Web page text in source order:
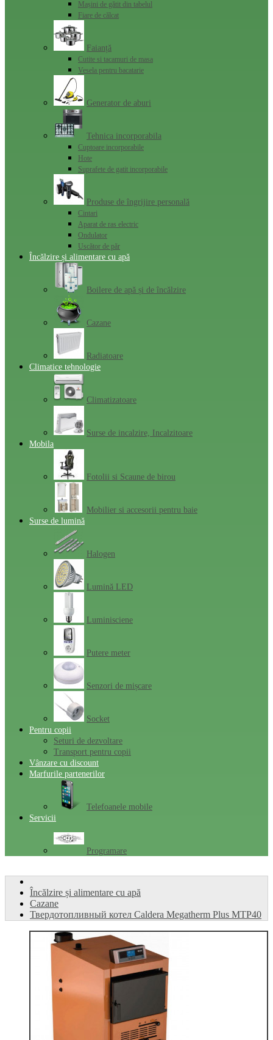
Mașini de gătit din tabelul
Fiare de călcat
Faianță
Cutite si tacamuri de masa
Vesela pentru bacatarie
Generator de aburi
Tehnica incorporabila
Cuptoare incorporabile
Hote
Suprafete de gatit incorporabile
Produse de îngrijire personală
Cintari
Aparat de ras electric
Ondulator
Uscător de păr
Încălzire și alimentare cu apă
Boilere de apă și de încălzire
Cazane
Radiatoare
Climatice tehnologie
Climatizatoare
Surse de incalzire, Incalzitoare
Mobila
Fotolii si Scaune de birou
Mobilier si accesorii pentru baie
Surse de lumină
Halogen
Lumină LED
Luminisciene
Putere meter
Senzori de mișcare
Socket
Pentru copii
Seturi de dezvoltare
Transport pentru copii
Vânzare cu discount
Marfurile partenerilor
Telefoanele mobile
Servicii
Programare
Încălzire și alimentare cu apă
Cazane
Твердотопливный котел Caldera Megatherm Plus MTP40